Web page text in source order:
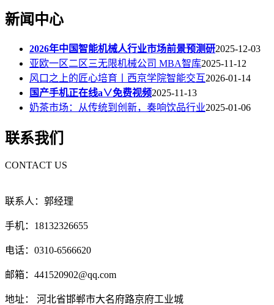
新闻中心
2026年中国智能机械人行业市场前景预测研2025-12-03
亚欧一区二区三无限机械公司 MBA智库2025-11-12
风口之上的匠心培育丨西京学院智能交互2026-01-14
国产手机正在线a∨免费视频2025-11-13
奶茶市场：从传统到创新，奏响饮品行业2025-01-06
联系我们
CONTACT US
联系人：郭经理
手机：18132326655
电话：0310-6566620
邮箱：441520902@qq.com
地址： 河北省邯郸市大名府路京府工业城